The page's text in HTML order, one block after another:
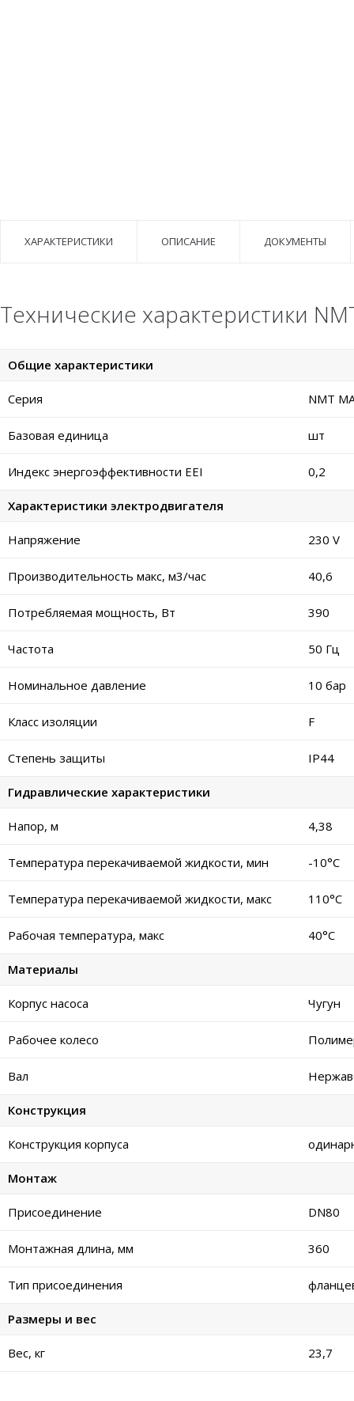
ХАРАКТЕРИСТИКИ ОПИСАНИЕ ДОКУМЕНТЫ
Технические характеристики
Общие характеристики
Серия NMT
Базовая единица шт
Индекс энергоэффективности EEI 0,2
Характеристики электродвигателя
Напряжение 230 V
Производительность макс, м3/час 40,6
Потребляемая мощность, Вт 390
Частота 50 Гц
Номинальное давление 10 бар
Класс изоляции F
Степень защиты IP44
Гидравлические характеристики
Напор, м 4,38
Температура перекачиваемой жидкости, мин -10°C
Температура перекачиваемой жидкости, макс 110°C
Рабочая температура, макс 40°C
Материалы
Корпус насоса Чугун
Рабочее колесо
Вал
Конструкция
Конструкция корпуса
Монтаж
Присоединение DN80
Монтажная длина, мм 360
Тип присоединения
Размеры и вес
Вес, кг 23,7